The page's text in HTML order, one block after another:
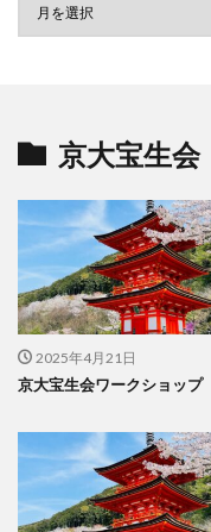
京大宝生会
2025年4月21日
京大宝生会ワークショップ